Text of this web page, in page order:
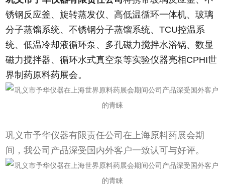
锈钢反应釜、旋转蒸发仪、高低温循环一体机、玻璃
分子蒸馏系统、不锈钢分子蒸馏系统、TCU控温系
统、低温冷却液循环泵、多孔磁力搅拌水浴锅、数显
磁力搅拌器、循环水式真空泵等实验仪器亮相CPHI世
界制药原料药展会。
巩义市予华仪器有限责任公司在上海原料药展会期
间，我公司产品深受国内外客户一致认可与好评。